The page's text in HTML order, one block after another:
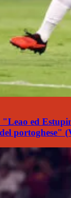
ed
portoghese"